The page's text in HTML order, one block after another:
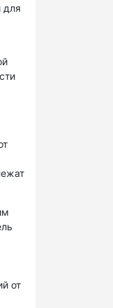
для
от